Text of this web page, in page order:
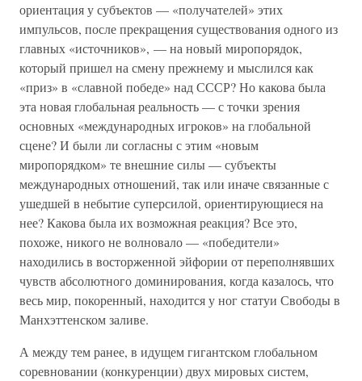
ориентация у субъектов — «получателей» этих
импульсов, после прекращения существования одного из
главных «источников», — на новый миропорядок,
который пришел на смену прежнему и мыслился как
«приз» в «славной победе» над СССР? Но какова была
эта новая глобальная реальность — с точки зрения
основных «международных игроков» на глобальной
сцене? И были ли согласны с этим «новым
миропорядком» те внешние силы — субъекты
международных отношений, так или иначе связанные с
ушедшей в небытие суперсилой, ориентирующиеся на
нее? Какова была их возможная реакция? Все это,
похоже, никого не волновало — «победители»
находились в восторженной эйфории от переполнявших
чувств абсолютного доминирования, когда казалось, что
весь мир, покоренный, находится у ног статуи Свободы в
Манхэттенском заливе.
А между тем ранее, в идущем гигантском глобальном
соревновании (конкуренции) двух мировых систем,